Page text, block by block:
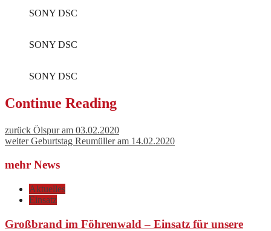
SONY DSC
SONY DSC
SONY DSC
Continue Reading
zurück Ölspur am 03.02.2020
weiterGeburtstag Reumüller am 14.02.2020
mehr News
Aktuelles
Einsatz
Großbrand im Föhrenwald – Einsatz für unsere